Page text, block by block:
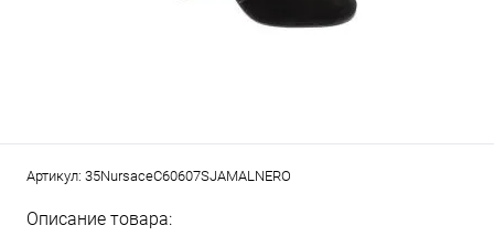
Артикул: 35NursaceC60607SJAMALNERO
Описание товара: